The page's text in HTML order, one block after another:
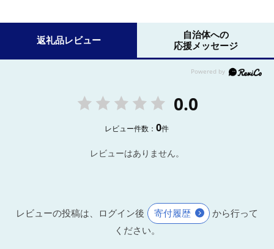
返礼品レビュー
自治体への
応援メッセージ
0.0
レビュー件数：0件
レビューはありません。
レビューの投稿は、ログイン後 寄付履歴
から行って
ください。